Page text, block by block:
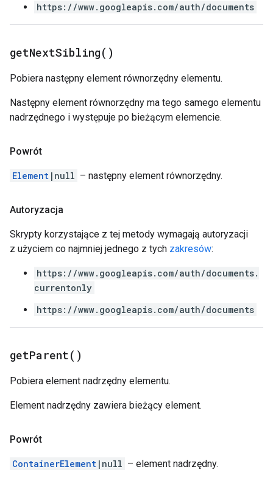
https://www.googleapis.com/auth/documents
getNextSibling( )
Pobiera następny element równorzędny elementu.
Następny element równorzędny ma tego samego elementu
nadrzędnego i występuje po bieżącym elemencie.
Powrót
Element |null – następny element równorzędny.
Autoryzacja
Skrypty korzystające z tej metody wymagają autoryzacji
z użyciem co najmniej jednego z tych zakresów:
https://www.googleapis.com/auth/documents.
currentonly
https://www.googleapis.com/auth/documents
getParent( )
Pobiera element nadrzędny elementu.
Element nadrzędny zawiera bieżący element.
Powrót
ContainerElement |null – element nadrzędny.